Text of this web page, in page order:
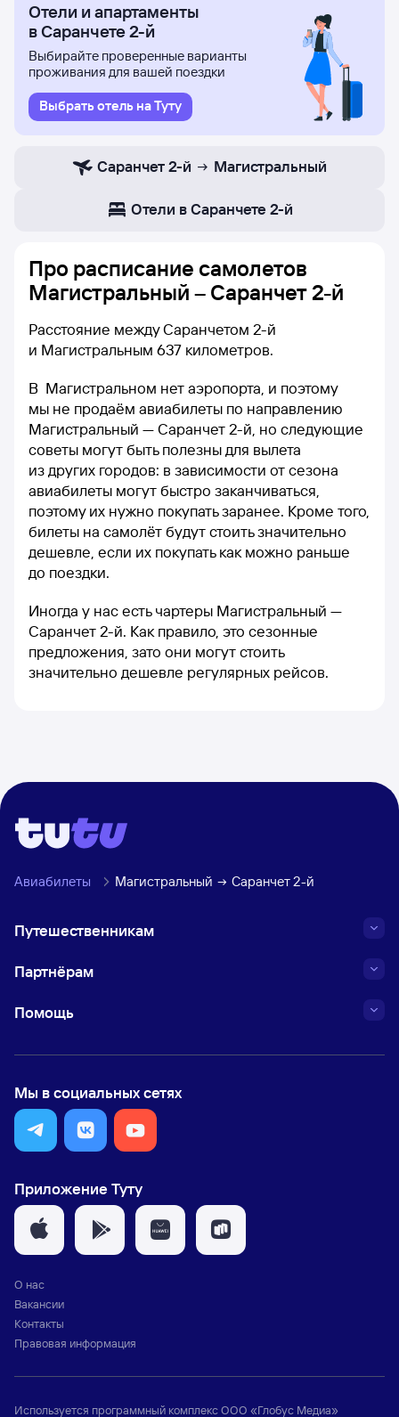
Отели и апартаменты
в Саранчете 2-й
Выбирайте проверенные варианты
проживания для вашей поездки
Выбрать отель на Туту
Саранчет 2-й Магистральный
Отели в Саранчете 2-й
Про расписание самолетов
Магистральный – Саранчет 2-й
Расстояние между Саранчетом 2-й
и Магистральным 637 километров.
В Магистральном нет аэропорта, и поэтому
мы не продаём авиабилеты по направлению
Магистральный — Саранчет 2-й, но следующие
советы могут быть полезны для вылета
из других городов: в зависимости от сезона
авиабилеты могут быстро заканчиваться,
поэтому их нужно покупать заранее. Кроме того,
билеты на самолёт будут стоить значительно
дешевле, если их покупать как можно раньше
до поездки.
Иногда у нас есть чартеры Магистральный —
Саранчет 2-й. Как правило, это сезонные
предложения, зато они могут стоить
значительно дешевле регулярных рейсов.
Авиабилеты Магистральный Саранчет 2-й
Путешественникам
Партнёрам
Помощь
Мы в социальных сетях
Приложение Туту
О нас
Вакансии
Контакты
Правовая информация
Используется программный комплексООО «Глобус Медиа»